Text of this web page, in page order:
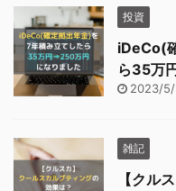
投資
iDeCo(
ら35万
2023/
雑記
【クル